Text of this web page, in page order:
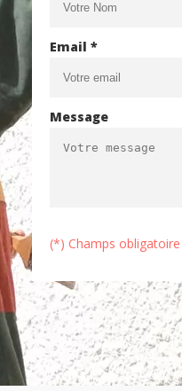
Email *
Message
(*) Champs obligatoire